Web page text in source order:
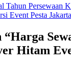
Tahun Persewaan
Event Pesta
“Harga
Hitam